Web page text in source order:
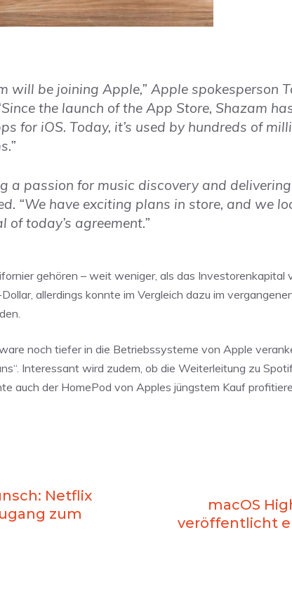
be joining Apple,” Apple spokesperson
the launch of the App Store, Shazam
for iOS. Today, it’s used by hundreds of
a passion for music discovery and
“We have exciting plans in store, and we
today’s agreement.”
gehören – weit weniger, als das Investorenkapital
allerdings konnte im Vergleich dazu im
noch tiefer in die Betriebssysteme von Apple
Interessant wird zudem, ob die Weiterleitung zu
auch der HomePod von Apples jüngstem Kauf
Netflix
zum
macOS
veröffentlicht